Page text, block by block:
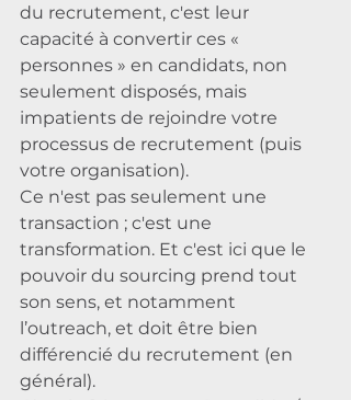
du recrutement, c'est leur
capacité à convertir ces «
personnes » en candidats, non
seulement disposés, mais
impatients de rejoindre votre
processus de recrutement (puis
votre organisation).
Ce n'est pas seulement une
transaction ; c'est une
transformation. Et c'est ici que le
pouvoir du sourcing prend tout
son sens, et notamment
l’outreach, et doit être bien
différencié du recrutement (en
général).